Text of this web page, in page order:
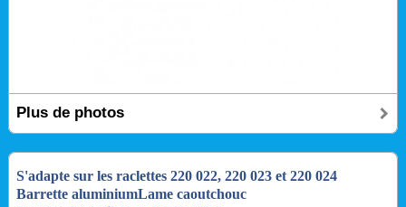
Plus de photos
S'adapte sur les raclettes 220 022, 220 023 et 220 024
Barrette aluminiumLame caoutchouc